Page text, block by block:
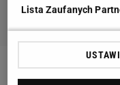
Zobacz wideo
Lista Zaufanych